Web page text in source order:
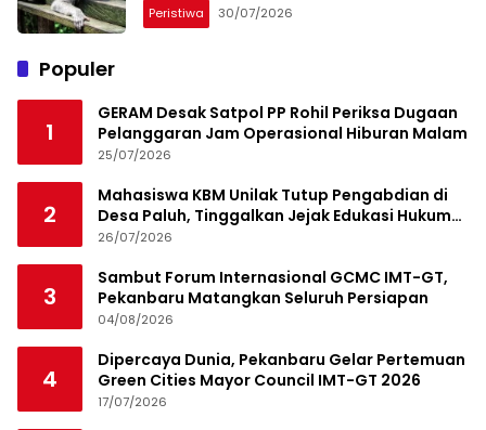
Peristiwa 30/07/2026
Populer
1
GERAM Desak Satpol PP Rohil Periksa Dugaan
Pelanggaran Jam Operasional Hiburan Malam
25/07/2026
2
Mahasiswa KBM Unilak Tutup Pengabdian di
Desa Paluh, Tinggalkan Jejak Edukasi Hukum
dan Aksi Sosial
26/07/2026
3
Sambut Forum Internasional GCMC IMT-GT,
Pekanbaru Matangkan Seluruh Persiapan
04/08/2026
4
Dipercaya Dunia, Pekanbaru Gelar Pertemuan
Green Cities Mayor Council IMT-GT 2026
17/07/2026